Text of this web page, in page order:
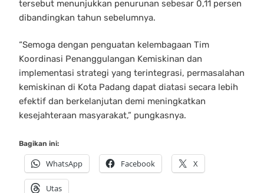
tersebut menunjukkan penurunan sebesar 0,11 persen
dibandingkan tahun sebelumnya.
“Semoga dengan penguatan kelembagaan Tim
Koordinasi Penanggulangan Kemiskinan dan
implementasi strategi yang terintegrasi, permasalahan
kemiskinan di Kota Padang dapat diatasi secara lebih
efektif dan berkelanjutan demi meningkatkan
kesejahteraan masyarakat,” pungkasnya.
Bagikan ini:
WhatsApp Facebook X
Utas